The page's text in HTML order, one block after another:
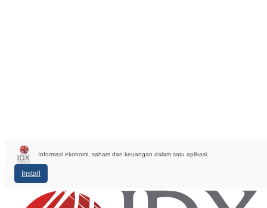
Informasi ekonomi, saham dan keuangan dalam satu aplikasi.
Install